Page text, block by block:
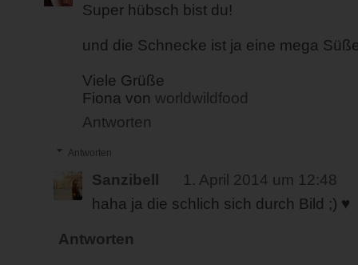
Super hübsch bist du!
und die Schnecke ist ja eine mega
Viele Grüße
Fiona von worldwildfood
Antworten
Antworten
Sanzibell
1. April 2014 um 12:48
haha ja die schlich sich durch Bild ;) ♥
Antworten